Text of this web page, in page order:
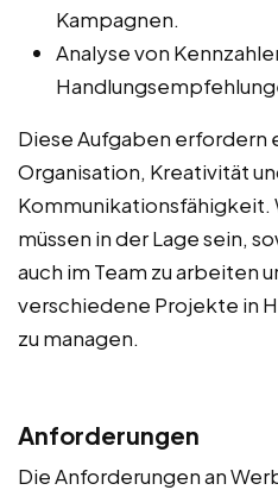
Kampagnen.
Analyse von
Diese Aufgaben erfordern
Organisation, Kreativität
Kommunikationsfähigkeit.
müssen in der Lage sein,
auch im Team zu arbeiten
verschiedene Projekte in
zu managen.
Anforderungen
Die Anforderungen an